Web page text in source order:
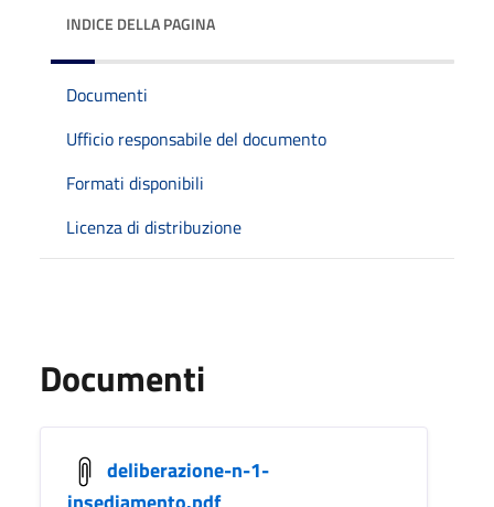
INDICE DELLA PAGINA
Documenti
Ufficio responsabile del documento
Formati disponibili
Licenza di distribuzione
Documenti
deliberazione-n-1-